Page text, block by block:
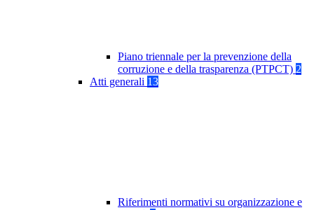
Piano triennale per la prevenzione della
corruzione e della trasparenza (PTPCT) 2
Atti generali 13
Riferimenti normativi su organizzazione e